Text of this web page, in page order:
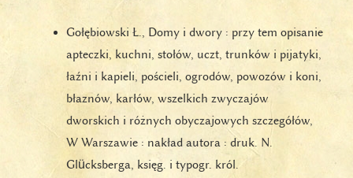
Gołębiowski Ł., Domy i dwory : przy tem opisanie
apteczki, kuchni, stołów, uczt, trunków i pijatyki,
łaźni i kapieli, pościeli, ogrodów, powozów i koni,
błaznów, karłów, wszelkich zwyczajów
dworskich i różnych obyczajowych szczegółów,
W Warszawie : nakład autora : druk. N.
Glücksberga, księg. i typogr. król.